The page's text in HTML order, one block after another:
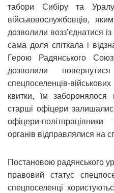
табори Сибіру та
військовослужбовців,
дозволили возз’єднатися
сама доля спіткала і
Герою Радянського
дозволили
спецпоселенців-
квитки, їм
старші офіцери
офіцери-
органів відправлялися на
Постановою радянського
правовий статус
спецпоселенці